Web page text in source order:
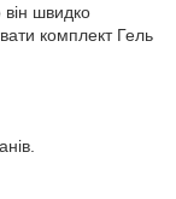
швидко
комплект Гель